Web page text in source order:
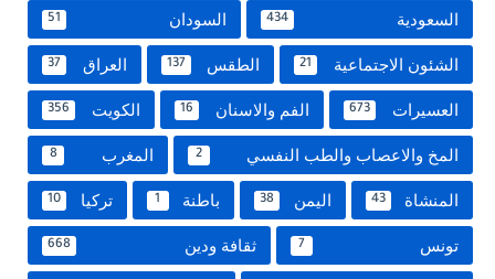
السعودية 434 السودان 51
الشئون الاجتماعية 21 الطقس 137 العراق 37
العسيرات 673 الفم والاسنان 16 الكويت 356
المخ والاعصاب والطب النفسي 2 المغرب 8
المنشاة 43 اليمن 38 باطنة 1 تركيا 10
تونس 7 ثقافة ودين 668